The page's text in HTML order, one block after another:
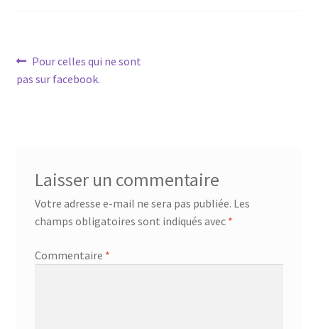
Navigation
de
Article
précédent :
Pour celles qui ne sont
pas sur facebook.
Laisser un commentaire
Votre adresse e-mail ne sera pas publiée. Les
champs obligatoires sont indiqués avec *
Commentaire *